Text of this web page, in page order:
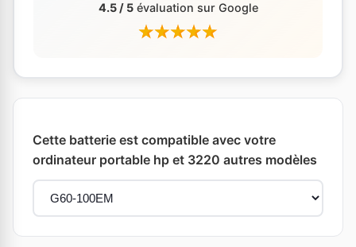
4.5 / 5évaluation sur Google
Cette batterie est compatible avec votre
ordinateur portable hp et 3220 autres modèles